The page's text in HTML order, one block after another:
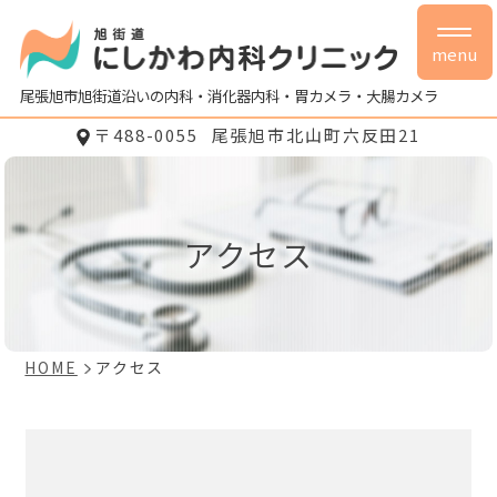
尾張旭市旭街道沿いの内科・消化器内科・胃カメラ・大腸カメラ
〒488-0055 尾張旭市北山町六反田21
menu
アクセス
HOME アクセス